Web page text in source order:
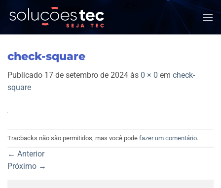
check-square
Publicado 17 de setembro de 2024 às 0 × 0 em check-
square
Tracbacks não são permitidos, mas você pode fazer um comentário.
← Anterior
Próximo →